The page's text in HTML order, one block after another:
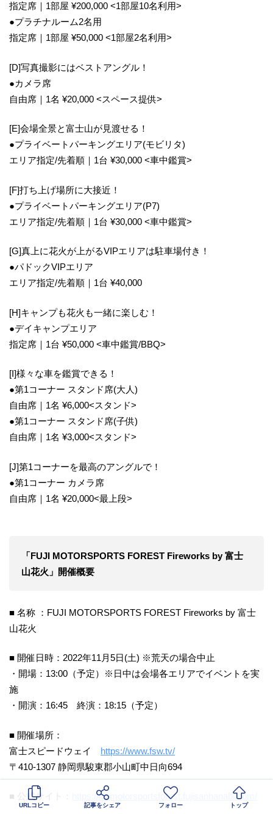
指定席｜1部屋 ¥200,000 <1部屋10名利用>
●プラチナルーム2名用
指定席｜1部屋 ¥50,000 <1部屋2名利用>
[D]写真撮影にはベストアングル！
●カメラ席
自由席｜1名 ¥20,000 <スペース提供>
[E]会場全景と富士山が見渡せる！
●プライベートパーキングエリア(モビリタ)
エリア指定/先着順｜1台 ¥30,000 <車中鑑賞>
[F]打ち上げ場所に大接近！
●プライベートパーキングエリア(P7)
エリア指定/先着順｜1台 ¥30,000 <車中鑑賞>
[G]真上に花火が上がるVIPエリアは駐車場付き！
●パドックVIPエリア
エリア指定/先着順｜1台 ¥40,000
[H]キャンプも花火も一緒に楽しむ！
●デイキャンプエリア
指定席｜1台 ¥50,000 <車中鑑賞/BBQ>
[I]様々な車を鑑賞できる！
●第1コーナー スタンド席(大人)
自由席｜1名 ¥6,000<スタンド>
●第1コーナー スタンド席(子供)
自由席｜1名 ¥3,000<スタンド>
[J]第1コーナーを最高のアングルで！
●第1コーナー カメラ席
自由席｜1名 ¥20,000<最上段>
「FUJI MOTORSPORTS FOREST Fireworks by 富士
山花火」開催概要
■ 名称 ：FUJI MOTORSPORTS FOREST Fireworks by 富士
山花火
■ 開催日時：2022年11月5日(土) ※荒天の場合中止
・開場：13:00（予定）※日中は会場各エリアでイベントを実
施
・開演：16:45 終演：18:15（予定）
■ 開催場所：
富士スピードウェイ https://www.fsw.tv/
〒410-1307 静岡県駿東郡小山町中日向694
■ 公式サイト： https://fujimotorsportsforest.fujisanhanabi.com/
URLコピー 記事をシェア フォロー トップ